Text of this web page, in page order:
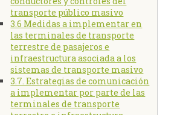
transporte público masivo
3.6 Medidas a implementar en
las terminales de transporte
terrestre de pasajeros e
infraestructura asociada a los
sistemas de transporte masivo
3.7. Estrategias de comunicación
a implementar por parte de las
terminales de transporte